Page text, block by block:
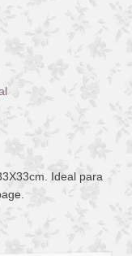
Ideal para